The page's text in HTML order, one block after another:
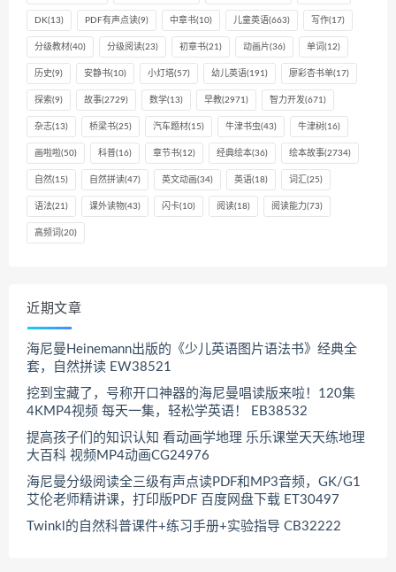
DK(13) PDF有声点读(9) 中章书(10) 儿童英语(663) 写作(17)
分级教材(40) 分级阅读(23) 初章书(21) 动画片(36) 单词 (12)
历史(9) 安静书(10) 小灯塔(57) 幼儿英语(191) 廖彩杏书单(17)
探索(9) 故事(2729) 数学(13) 早教(2971) 智力开发(671)
杂志(13) 桥梁书(25) 汽车题材(15) 牛津书虫(43) 牛津树(16)
画啦啦(50) 科普(16) 章节书(12) 经典绘本(36) 绘本故事(2734)
自然(15) 自然拼读(47) 英文动画(34) 英语(18) 词汇 (25)
语法(21) 课外读物(43) 闪卡(10) 阅读(18) 阅读能力(73)
高频词 (20)
近期文章
海尼曼Heinemann出版的《少儿英语图片语法书》经典全
套，自然拼读 EW38521
挖到宝藏了，号称开口神器的海尼曼唱读版来啦！120集
4KMP4视频 每天一集，轻松学英语！ EB38532
提高孩子们的知识认知 看动画学地理 乐乐课堂天天练地理
大百科 视频MP4动画CG24976
海尼曼分级阅读全三级有声点读PDF和MP3音频，GK/G1
艾伦老师精讲课，打印版PDF 百度网盘下载 ET30497
Twinkl的自然科普课件+练习手册+实验指导 CB32222